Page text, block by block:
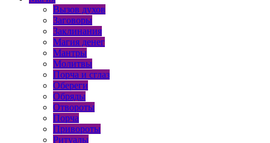
Вызов духов
Заговоры
Заклинания
Магия денег
Мантры
Молитвы
Порча и сглаз
Обереги
Обряды
Отвороты
Порча
Привороты
Ритуалы